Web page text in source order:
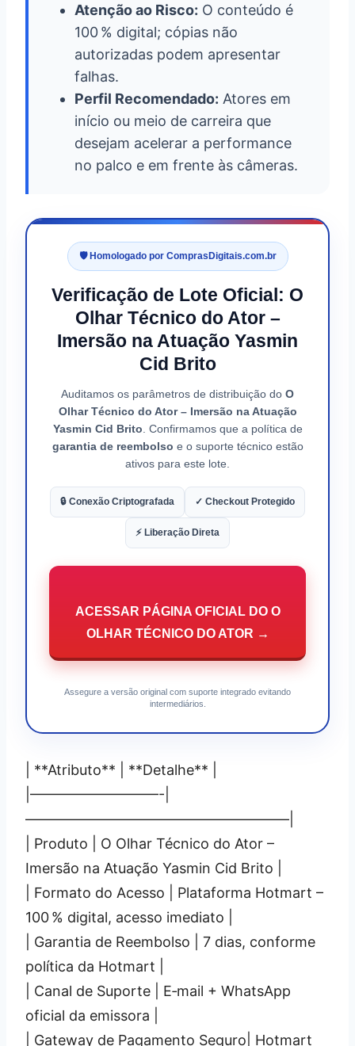
Atenção ao Risco: O conteúdo é
100 % digital; cópias não
autorizadas podem apresentar
falhas.
Perfil Recomendado: Atores em
início ou meio de carreira que
desejam acelerar a performance
no palco e em frente às câmeras.
🛡️ Homologado por ComprasDigitais.com.br
Verificação de Lote Oficial: O
Olhar Técnico do Ator –
Imersão na Atuação Yasmin
Cid Brito
Auditamos os parâmetros de distribuição do O
Olhar Técnico do Ator – Imersão na Atuação
Yasmin Cid Brito . Confirmamos que a política de
garantia de reembolso e o suporte técnico estão
ativos para este lote.
🔒 Conexão Criptografada ✓ Checkout Protegido
⚡ Liberação Direta
ACESSAR PÁGINA OFICIAL DO O
OLHAR TÉCNICO DO ATOR →
Assegure a versão original com suporte integrado evitando
intermediários.
| **Atributo** | **Detalhe** |
|—————————-|
——————————————————–|
| Produto | O Olhar Técnico do Ator –
Imersão na Atuação Yasmin Cid Brito |
| Formato do Acesso | Plataforma Hotmart –
100 % digital, acesso imediato |
| Garantia de Reembolso | 7 dias, conforme
política da Hotmart |
| Canal de Suporte | E‑mail + WhatsApp
oficial da emissora |
| Gateway de Pagamento Seguro| Hotmart